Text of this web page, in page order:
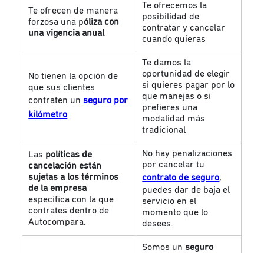
Te ofrecen de manera
forzosa una póliza con
una vigencia anual
Te ofrecemos la
posibilidad de
contratar y cancelar
cuando quieras
No tienen la opción de
que sus clientes
contraten unseguro por
kilómetro
Te damos la
oportunidad de elegir
si quieres pagar por lo
que manejas o si
prefieres una
modalidad más
tradicional
Las políticas de
cancelación están
sujetas a los términos
de la empresa
específica con la que
contrates dentro de
Autocompara.
No hay penalizaciones
por cancelar tu
contrato de seguro,
puedes dar de baja el
servicio en el
momento que lo
desees.
Somos unseguro